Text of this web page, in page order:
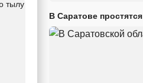
В Саратове